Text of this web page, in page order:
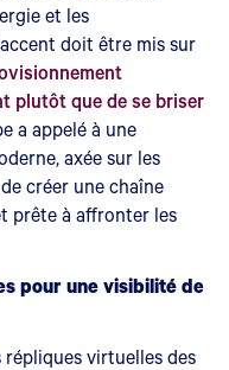
et les
doit être mis sur
plutôt que de se briser
a appelé à une
axée sur les
créer une chaîne
prête à affronter les
pour une visibilité de
virtuelles des